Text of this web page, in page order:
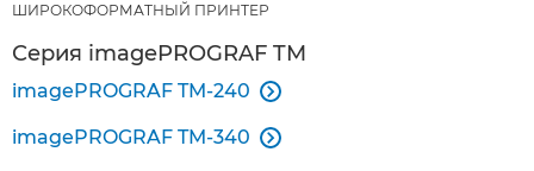
ШИРОКОФОРМАТНЫЙ ПРИНТЕР
Серия imagePROGRAF TM
imagePROGRAF TM-240 
imagePROGRAF TM-340 